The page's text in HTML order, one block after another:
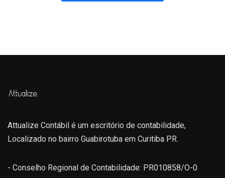
Attualize Contábil é um escritório de contabilidade,
Localizado no bairro Guabirotuba em Curitiba PR.
- Conselho Regional de Contabilidade: PR010858/O-0